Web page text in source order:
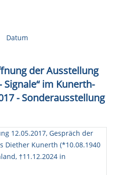
Datum
der Ausstellung
Signale“ im Kunerth-
- Sonderausstellung